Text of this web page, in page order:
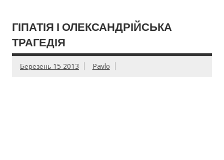
ГІПАТІЯ І ОЛЕКСАНДРІЙСЬКА
ТРАГЕДІЯ
Березень 15 2013 Pavlo